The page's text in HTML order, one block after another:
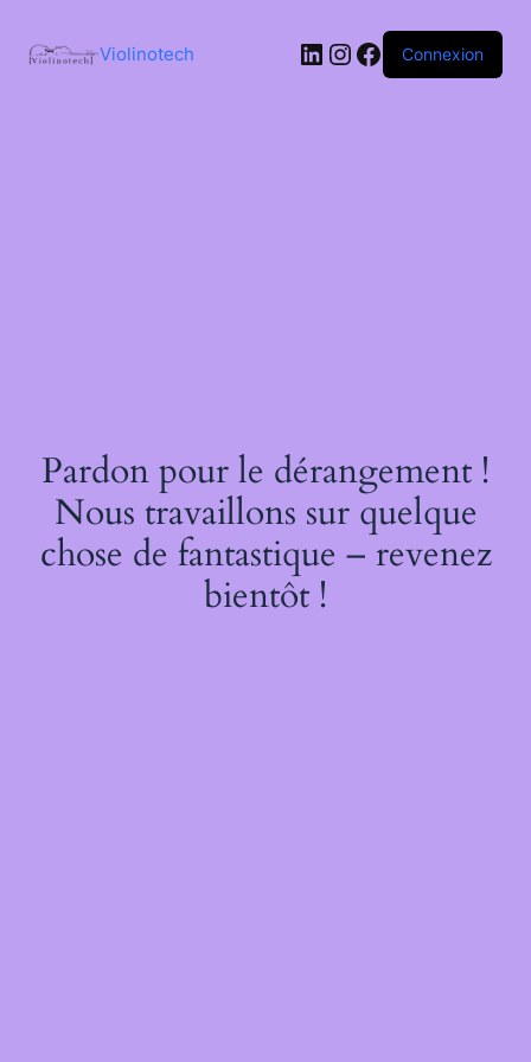
contenu
Violinotech LinkedIn
Instagram
Facebook
Connexion
Pardon pour le dérangement !
Nous travaillons sur quelque
chose de fantastique – revenez
bientôt !